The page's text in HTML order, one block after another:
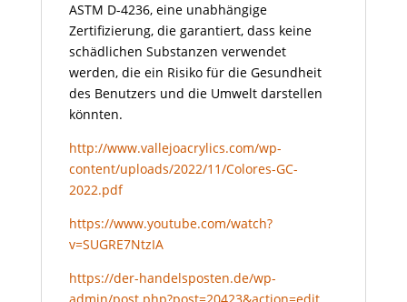
ASTM D-4236, eine unabhängige
Zertifizierung, die garantiert, dass keine
schädlichen Substanzen verwendet
werden, die ein Risiko für die Gesundheit
des Benutzers und die Umwelt darstellen
könnten.
http://www.vallejoacrylics.com/wp-
content/uploads/2022/11/Colores-GC-
2022.pdf
https://www.youtube.com/watch?
v=SUGRE7NtzIA
https://der-handelsposten.de/wp-